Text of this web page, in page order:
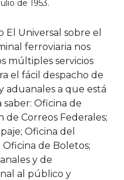
de 1953.
El Universal sobre el
ferroviaria nos
múltiples servicios
el fácil despacho de
aduanales a que está
saber: Oficina de
Correos Federales;
Oficina del
de Boletos;
y de
al público y